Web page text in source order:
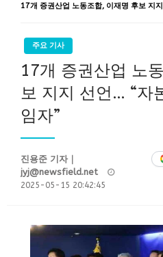
17개 증권산업 노동조합, 이재명 후보 지
주요 기사
17개 증권산업 노
보 지지 선언… “자
임자”
진용준 기자｜
jyj@newsfield.net
2025-05-15 20:42:45